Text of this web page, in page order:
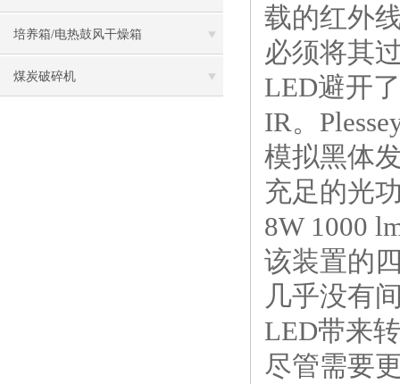
培养箱/电热鼓风干燥箱
煤炭破碎机
载的红外
必须将其
LED避开
IR。
模拟黑体
充足的光
8W 1000
该装置的
几乎没有
LED带来
尽管需要